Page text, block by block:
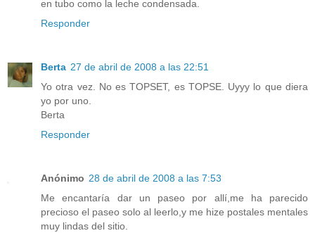
en tubo como la leche condensada.
Responder
Berta 27 de abril de 2008 a las 22:51
Yo otra vez. No es TOPSET, es TOPSE. Uyyy lo que diera
yo por uno.
Berta
Responder
Anónimo 28 de abril de 2008 a las 7:53
Me encantaría dar un paseo por allí,me ha parecido
precioso el paseo solo al leerlo,y me hize postales mentales
muy lindas del sitio.